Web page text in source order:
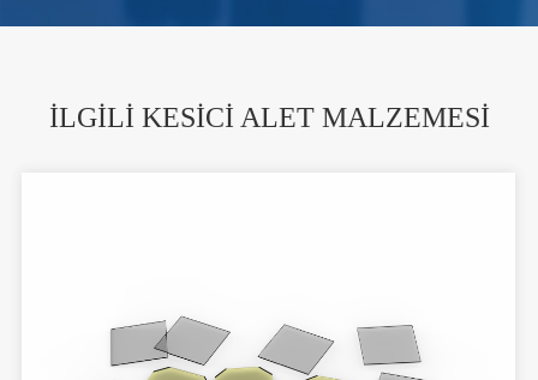
İLGILI KESICI ALET MALZEMESI